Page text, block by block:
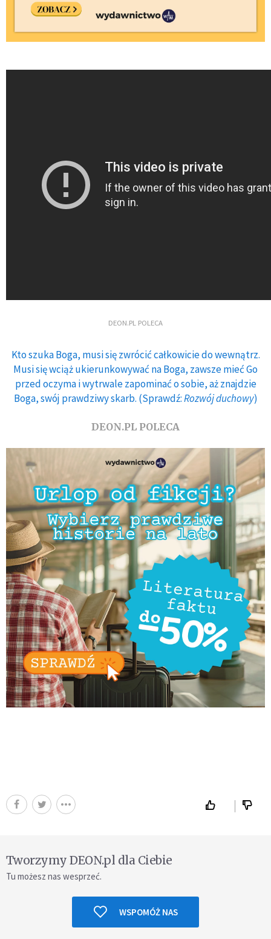
DEON.PL POLECA
Kto szuka Boga, musi się zwrócić całkowicie do wewnątrz.
Musi się wciąż ukierunkowywać na Boga, zawsze mieć Go
przed oczyma i wytrwale zapominać o sobie, aż znajdzie
Boga, swój prawdziwy skarb. (Sprawdź:Rozwój duchowy)
DEON.PL POLECA
Tworzymy DEON.pl dla Ciebie
Tu możesz nas wesprzeć.
WSPOMÓŻ NAS